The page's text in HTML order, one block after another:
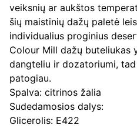
veiksnių ar aukštos
šių maistinių dažų paletė
individualius proginius
Colour Mill dažų buteliukas
dangteliu ir dozatoriumi,
patogiau.
Spalva: citrinos žalia
Sudedamosios dalys:
Glicerolis: E422